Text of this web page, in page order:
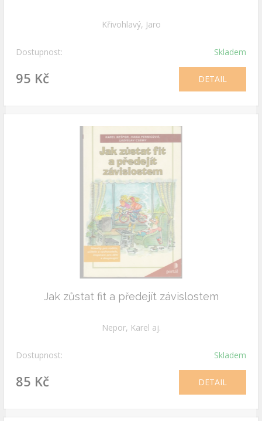
Křivohlavý, Jaro
Dostupnost: Skladem
95 Kč DETAIL
Jak zůstat fit a předejít závislostem
Nepor, Karel aj.
Dostupnost: Skladem
85 Kč DETAIL